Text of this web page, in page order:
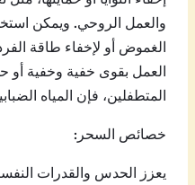
والعمل الروحي. ويمكن
الغموض أو لإخفاء طاقة
العمل بقوى خفية وخفية أو
المتطفلين، فإن المياه
خصائص السحر:
يعزز الحدس والقدرات